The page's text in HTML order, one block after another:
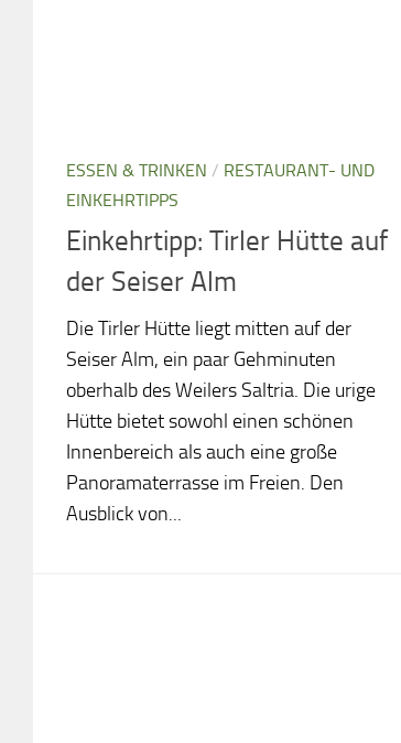
ESSEN & TRINKEN / RESTAURANT- UND
EINKEHRTIPPS
Einkehrtipp: Tirler Hütte auf
der Seiser Alm
Die Tirler Hütte liegt mitten auf der
Seiser Alm, ein paar Gehminuten
oberhalb des Weilers Saltria. Die urige
Hütte bietet sowohl einen schönen
Innenbereich als auch eine große
Panoramaterrasse im Freien. Den
Ausblick von...